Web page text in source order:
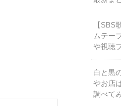
【SBS
ムテー
や視聴
白と黒
やお店
調べて